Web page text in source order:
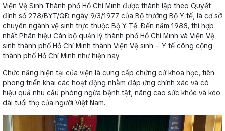
Viện Vệ Sinh Thành phố Hồ Chí Minh được thành lập theo Quyết
định số 278/BYT/QÐ ngày 9/3/1977 của Bộ trưởng Bộ Y tế, là cơ sở
chuyên ngành vệ sinh trực thuộc Bộ Y Tế. Ðến năm 1988, thì hợp
nhất Phân hiệu Cán bộ quản lý thành phố Hồ Chí Minh và Viện Vệ
sinh thành phố Hồ Chí Minh thành Viện Vệ sinh – Y tế công cộng
thành phố Hồ Chí Minh như hiện nay.
Chức năng hiện tại của viện là cung cấp chứng cứ khoa học, tiên
phong triển khai các hoạt động nhằm đáp ứng chính xác và có
hiệu quả nhu cầu phòng ngừa bệnh tật, nâng cao sức khỏe và kéo
dài tuổi thọ của người Việt Nam.